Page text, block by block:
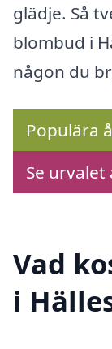
glädje. Så
blombud i
någon du
Populära
Se
Vad
i